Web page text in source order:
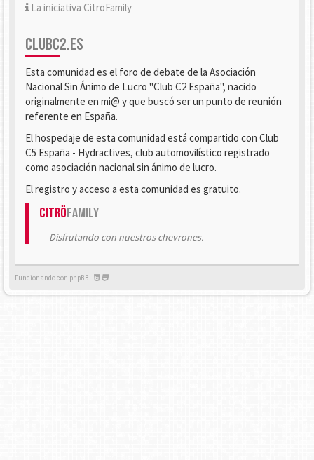
La iniciativa CitröFamily
CLUBC2.ES
Esta comunidad es el foro de debate de la Asociación
Nacional Sin Ánimo de Lucro "Club C2 España", nacido
originalmente en mi@ y que buscó ser un punto de reunión
referente en España.
El hospedaje de esta comunidad está compartido con Club
C5 España - Hydractives, club automovilístico registrado
como asociación nacional sin ánimo de lucro.
El registro y acceso a esta comunidad es gratuito.
CitröFamily
Disfrutando con nuestros chevrones.
Funcionando con phpBB -